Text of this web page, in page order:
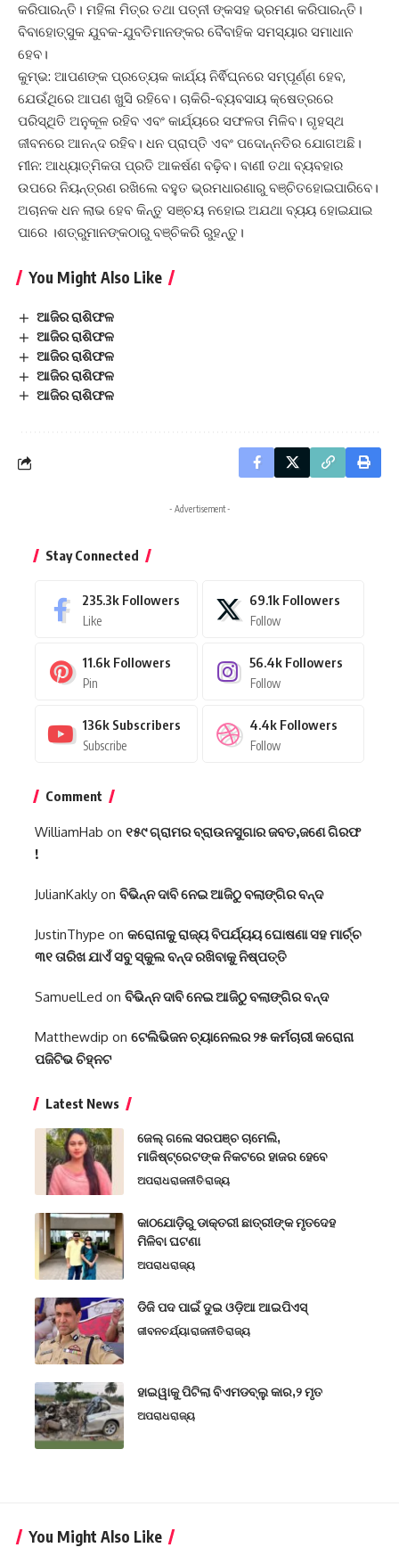
କରିପାରନ୍ତି। ମହିଳା ମିତ୍ର ତଥା ପତ୍ନୀ ଙ୍କସହ ଭ୍ରମଣ କରିପାରନ୍ତି।
ବିବାହୋତ୍ସୁକ ଯୁବକ-ଯୁବତିମାନଙ୍କର ବୈବାହିକ ସମସ୍ୟାର ସମାଧାନ
ହେବ।
କୁମ୍ଭ: ଆପଣଙ୍କ ପ୍ରତ୍ୟେକ କାର୍ଯ୍ୟ ନିର୍ଵିଘ୍ନରେ ସମ୍ପୂର୍ଣ୍ଣ ହେବ,
ଯେଉଁଥିରେ ଆପଣ ଖୁସି ରହିବେ। ଚାକିରି-ବ୍ୟବସାୟ କ୍ଷେତ୍ରରେ
ପରିସ୍ଥିତି ଅନୁକୂଳ ରହିବ ଏବଂ କାର୍ଯ୍ୟରେ ସଫଳତା ମିଳିବ। ଗୃହସ୍ଥ
ଜୀବନରେ ଆନନ୍ଦ ରହିବ। ଧନ ପ୍ରାପ୍ତି ଏବଂ ପଦୋନ୍ନତିର ଯୋଗଅଛି।
ମୀନ: ଆଧ୍ୟାତ୍ମିକତା ପ୍ରତି ଆକର୍ଷଣ ବଢ଼ିବ। ବାଣୀ ତଥା ବ୍ୟବହାର
ଉପରେ ନିୟନ୍ତ୍ରଣ ରଖିଲେ ବହୁତ ଭ୍ରମଧାରଣାରୁ ବଞ୍ଚିତହୋଇପାରିବେ।
ଅଚାନକ ଧନ ଲାଭ ହେବ କିନ୍ତୁ ସଞ୍ଚୟ ନହୋଇ ଅଯଥା ବ୍ୟୟ ହୋଇଯାଇ
ପାରେ ।ଶତ୍ରୁମାନଙ୍କଠାରୁ ବଞ୍ଚିକରି ରୁହନ୍ତୁ।
You Might Also Like
ଆଜିର ରାଶିଫଳ
ଆଜିର ରାଶିଫଳ
ଆଜିର ରାଶିଫଳ
ଆଜିର ରାଶିଫଳ
ଆଜିର ରାଶିଫଳ
- Advertisement -
Stay Connected
235.3k Followers
Like
69.1k Followers
Follow
11.6k Followers
Pin
56.4k Followers
Follow
136k Subscribers
Subscribe
4.4k Followers
Follow
Comment
WilliamHab on ୧୫୯ ଗ୍ରାମର ବ୍ରାଉନସୁଗାର ଜବତ,ଜଣେ ଗିରଫ
!
JulianKakly on ବିଭିନ୍ନ ଦାବି ନେଇ ଆଜିଠୁ ବଲାଙ୍ଗିର ବନ୍ଦ
JustinThype on କରୋନାକୁ ରାଜ୍ୟ ବିପର୍ଯ୍ୟୟ ଘୋଷଣା ସହ ମାର୍ଚ୍ଚ
୩୧ ତାରିଖ ଯାଏଁ ସବୁ ସ୍କୁଲ ବନ୍ଦ ରଖିବାକୁ ନିଷ୍ପତ୍ତି
SamuelLed on ବିଭିନ୍ନ ଦାବି ନେଇ ଆଜିଠୁ ବଲାଙ୍ଗିର ବନ୍ଦ
Matthewdip on ଟେଲିଭିଜନ ଚ୍ୟାନେଲର ୨୫ କର୍ମଚାରୀ କରୋନା
ପଜିଟିଭ ଚିହ୍ନଟ
Latest News
ଜେଲ୍ ଗଲେ ସରପଞ୍ଚ ଚାମେଲି,
ମାଜିଷ୍ଟ୍ରେଟଙ୍କ ନିକଟରେ ହାଜର ହେବେ
ଅପରାଧରାଜନୀତିରାଜ୍ୟ
କାଠଯୋଡ଼ିରୁ ଡାକ୍ତରୀ ଛାତ୍ରୀଙ୍କ ମୃତଦେହ
ମିଳିବା ଘଟଣା
ଅପରାଧରାଜ୍ୟ
ଡିଜି ପଦ ପାଇଁ ଦୁଇ ଓଡ଼ିଆ ଆଇପିଏସ୍
ଜୀବନଚର୍ଯ୍ୟାରାଜନୀତିରାଜ୍ୟ
ହାଇୱାକୁ ପିଟିଲା ବିଏମଡବ୍ଲୁ କାର,୨ ମୃତ
ଅପରାଧରାଜ୍ୟ
You Might Also Like